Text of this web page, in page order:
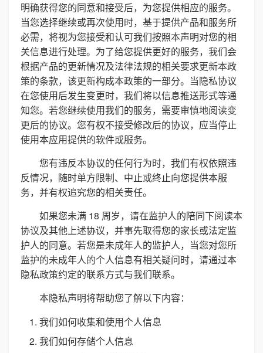
明确获得您的同意和接受后，为您提供相应的服务。
当您选择继续或再次使用时，基于提供产品和服务所
必需，将视为您接受和认可我们按照本声明对您的相
关信息进行处理。为了给您提供更好的服务，我们会
根据产品的更新情况及法律法规的相关要求更新本政
策的条款，该更新构成本政策的一部分。当隐私协议
在您使用后发生变更时，我们将以信息推送形式等通
知您。若您继续使用我们的服务，需要审慎地阅读变
更后的协议。您有权不接受修改后的协议，应当停止
使用本应用提供的软件或服务。
您有违反本协议的任何行为时，我们有权依照违
反情况，随时单方限制、中止或终止向您提供本服
务，并有权追究您的相关责任。
如果您未满 18 周岁，请在监护人的陪同下阅读本
协议及其他上述协议，并事先取得您的家长或法定监
护人的同意。若您是未成年人的监护人，当您对您所
监护的未成年人的个人信息有相关疑问时，请通过本
隐私政策约定的联系方式与我们联系。
本隐私声明将帮助您了解以下内容：
我们如何收集和使用个人信息
我们如何存储个人信息